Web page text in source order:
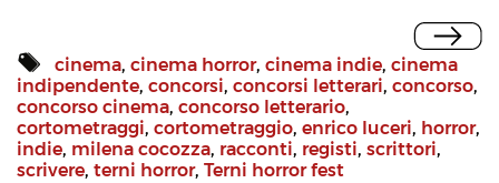
cinema, cinema horror, cinema indie, cinema
indipendente, concorsi, concorsi letterari, concorso,
concorso cinema, concorso letterario,
cortometraggi, cortometraggio, enrico luceri, horror,
indie, milena cocozza, racconti, registi, scrittori,
scrivere, terni horror, Terni horror fest